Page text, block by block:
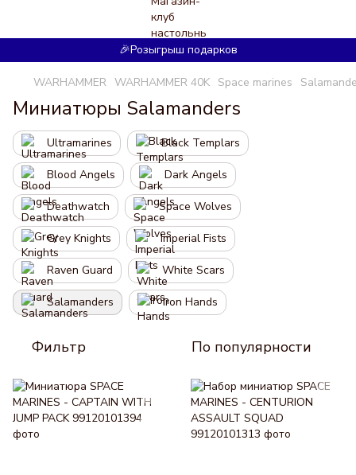
🎉Розыгрыш подарков
WARHAMMER WARHAMMER 40K Space marines
Миниатюры Salamanders
Ultramarines Black Templars
Blood Angels Dark Angels
Deathwatch Space Wolves
Grey Knights Imperial Fists
Raven Guard White Scars
Salamanders Iron Hands
Фильтр По популярности